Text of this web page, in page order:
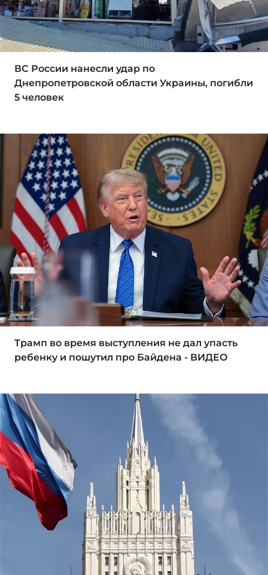
ВС России нанесли удар по
Днепропетровской области Украины, погибли
5 человек
Трамп во время выступления не дал упасть
ребенку и пошутил про Байдена - ВИДЕО